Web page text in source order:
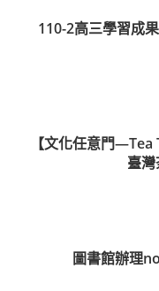
110-2高三學習成
【文化任意門
臺
圖書館辦理